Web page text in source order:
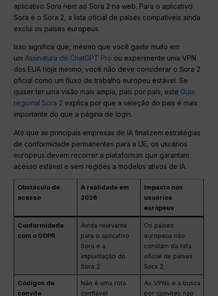
aplicativo Sora nem ao Sora 2 na web. Para o aplicativo
Sora e o Sora 2, a lista oficial de países compatíveis ainda
exclui os países europeus.
Isso significa que, mesmo que você gaste muito em
umAssinatura do ChatGPT Pro ou experimente uma VPN
dos EUA hoje mesmo; você não deve considerar o Sora 2
oficial como um fluxo de trabalho europeu estável. Se
quiser ter uma visão mais ampla, país por país, este Guia
regional Sora 2 explica por que a seleção do país é mais
importante do que a página de login.
Até que as principais empresas de IA finalizem estratégias
de conformidade permanentes para a UE, os usuários
europeus devem recorrer a plataformas que garantam
acesso estável e sem regiões a modelos ativos de IA.
Obstáculo de
acesso
A realidade em
2026
Impacto nos
usuários
europeus
Conformidade
com o GDPR
Ainda relevante
para o aplicativo
Sora e a
implantação do
Sora 2
Os países
europeus não
constam da lista
oficial de países
Sora 2.
Códigos de
convite
Não é uma rota
confiável
As VPNs e a busca
por convites não